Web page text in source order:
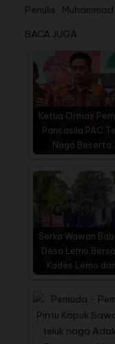
Penulis :
BACA JUGA
Ketua Ormas
Pancasila PAC
Naga Beserta…
Serka Wawan
Desa Lemo
Kades Lemo